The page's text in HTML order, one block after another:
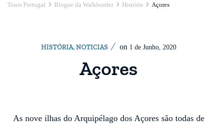
Tours Portugal Blogue da Walkborder História Açores
HISTÓRIA,NOTICIAS on 1 de Junho, 2020
Açores
As nove ilhas do Arquipélago dos Açores são todas de